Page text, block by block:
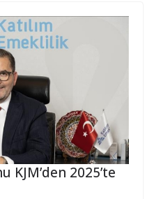
KJM’den 2025’te